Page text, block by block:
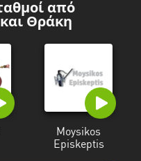
από
Θράκη
Moysikos
Episkeptis